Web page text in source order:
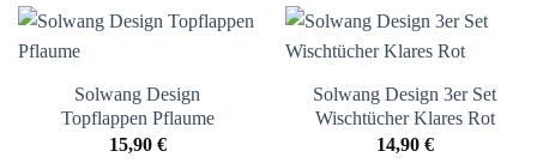
Solwang Design
Topflappen Pflaume
15,90 €
Solwang Design 3er Set
Wischtücher Klares Rot
14,90 €